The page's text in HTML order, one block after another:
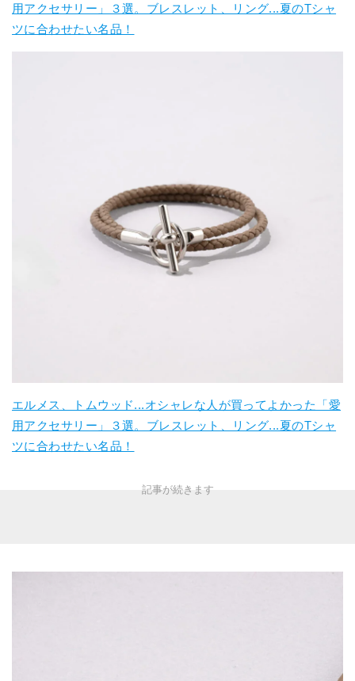
用アクセサリー」３選。ブレスレット、リング...夏のTシャ
ツに合わせたい名品！
エルメス、トムウッド...オシャレな人が買ってよかった「愛
用アクセサリー」３選。ブレスレット、リング...夏のTシャ
ツに合わせたい名品！